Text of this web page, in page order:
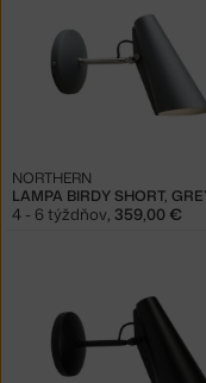
LAMPA BIRDY SHORT,
NORTHERN
4 - 6 týždňov, 359,00 €